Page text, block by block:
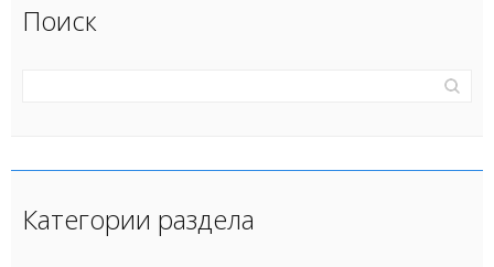
Поиск
Категории раздела